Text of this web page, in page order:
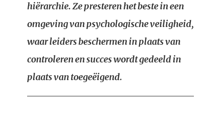
hiërarchie. Ze presteren het beste in een
omgeving van psychologische veiligheid,
waar leiders beschermen in plaats van
controleren en succes wordt gedeeld in
plaats van toegeëigend.